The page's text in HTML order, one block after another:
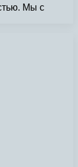
Мы с